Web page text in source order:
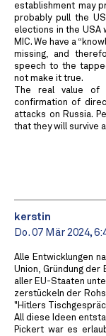
establishment may
probably pull the
elections in the USA
MIC. We have a
missing, and
speech to the
not make it true.
The real value
confirmation of
attacks on Russia.
that they will survive
kerstin
Do. 07 Mär 2024,
Alle Entwicklungen
Union, Gründung
aller EU-Staaten
zerstückeln der
"Hitlers
All diese Ideen
Pickert war es